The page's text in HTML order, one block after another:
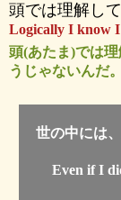
頭では理解し
Logically I know I
頭(あたま)では
うじゃないんだ。
世の中には
Even if I